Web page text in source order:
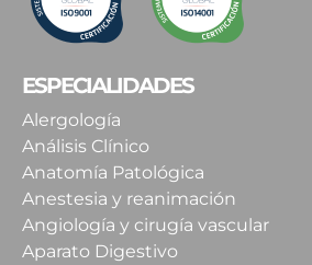
ESPECIALIDADES
Alergología
Análisis Clínico
Anatomía Patológica
Anestesia y reanimación
Angiología y cirugía vascular
Aparato Digestivo